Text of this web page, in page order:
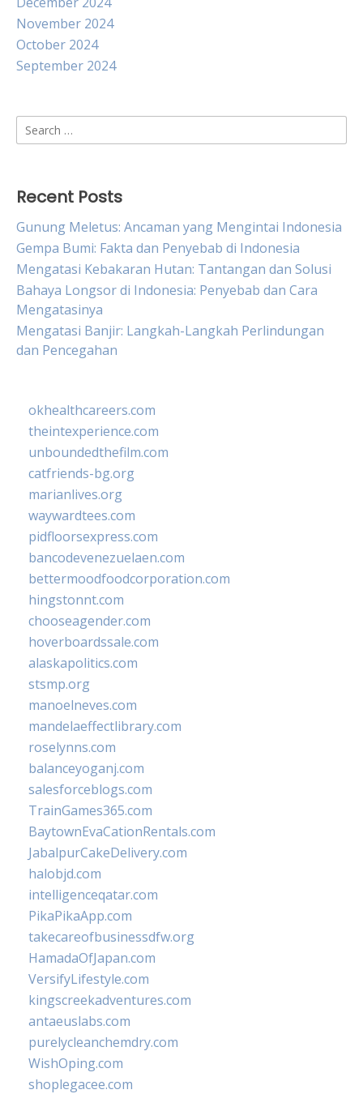
November 2024
October 2024
September 2024
Search
for:
Recent Posts
Gunung Meletus: Ancaman yang Mengintai Indonesia
Gempa Bumi: Fakta dan Penyebab di Indonesia
Mengatasi Kebakaran Hutan: Tantangan dan Solusi
Bahaya Longsor di Indonesia: Penyebab dan Cara
Mengatasinya
Mengatasi Banjir: Langkah-Langkah Perlindungan
dan Pencegahan
okhealthcareers.com
theintexperience.com
unboundedthefilm.com
catfriends-bg.org
marianlives.org
waywardtees.com
pidfloorsexpress.com
bancodevenezuelaen.com
bettermoodfoodcorporation.com
hingstonnt.com
chooseagender.com
hoverboardssale.com
alaskapolitics.com
stsmp.org
manoelneves.com
mandelaeffectlibrary.com
roselynns.com
balanceyoganj.com
salesforceblogs.com
TrainGames365.com
BaytownEvaCationRentals.com
JabalpurCakeDelivery.com
halobjd.com
intelligenceqatar.com
PikaPikaApp.com
takecareofbusinessdfw.org
HamadaOfJapan.com
VersifyLifestyle.com
kingscreekadventures.com
antaeuslabs.com
purelycleanchemdry.com
WishOping.com
shoplegacee.com